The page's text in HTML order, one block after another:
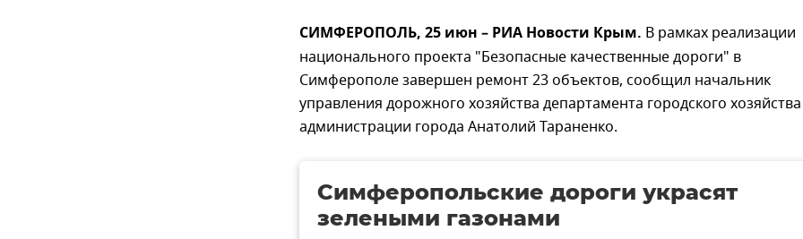
СИМФЕРОПОЛЬ, 25 июн – РИА Новости Крым. В рамках реализации
национального проекта "Безопасные качественные дороги" в
Симферополе завершен ремонт 23 объектов, сообщил начальник
управления дорожного хозяйства департамента городского хозяйства
администрации города Анатолий Тараненко.
Симферопольские дороги украсят
зелеными газонами